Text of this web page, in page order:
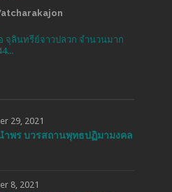
จุลินทรีย์จาวปลวก จำนวนมาก
29, 2021
ำพร บวรสถานพุทธปฏิมามงคล
8, 2021